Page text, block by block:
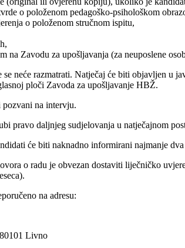
o položenom pedagoško-psihološkom
o položenom stručnom ispitu,
na Zavodu za upošljavanja (za neuposlene
se neće razmatrati. Natječaj će biti objavljen
ploči Zavoda za upošljavanje HBŽ.
na intervju.
pravo daljnjeg sudjelovanja u natječajnom
će biti naknadno informirani najmanje
o radu je obvezan dostaviti liječničko
na adresu:
Livno